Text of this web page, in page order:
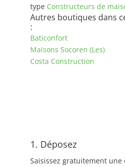
type Constructeurs de
Autres boutiques dans
:
Baticonfort
Maisons Socoren (Les)
Costa Construction
1. Déposez
Saisissez gratuitement une